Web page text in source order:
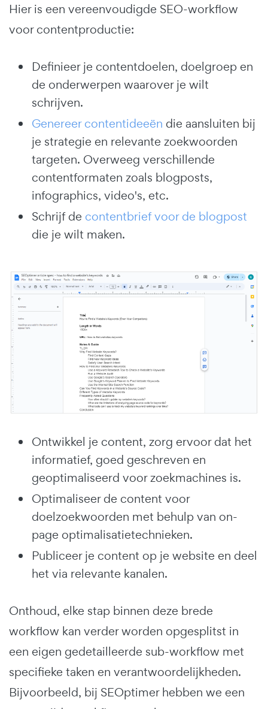
Hier is een vereenvoudigde SEO-workflow
voor contentproductie:
Definieer je contentdoelen, doelgroep en
de onderwerpen waarover je wilt
schrijven.
Genereer contentideeën die aansluiten bij
je strategie en relevante zoekwoorden
targeten. Overweeg verschillende
contentformaten zoals blogposts,
infographics, video's, etc.
Schrijf de contentbrief voor de blogpost
die je wilt maken.
Ontwikkel je content, zorg ervoor dat het
informatief, goed geschreven en
geoptimaliseerd voor zoekmachines is.
Optimaliseer de content voor
doelzoekwoorden met behulp van on-
page optimalisatietechnieken.
Publiceer je content op je website en deel
het via relevante kanalen.
Onthoud, elke stap binnen deze brede
workflow kan verder worden opgesplitst in
een eigen gedetailleerde sub-workflow met
specifieke taken en verantwoordelijkheden.
Bijvoorbeeld, bij SEOptimer hebben we een